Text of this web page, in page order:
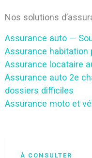
Nos solutions
Assurance auto —
Assurance habitation
Assurance locataire
Assurance auto 2e
dossiers difficiles
Assurance moto et
À CONSULTER